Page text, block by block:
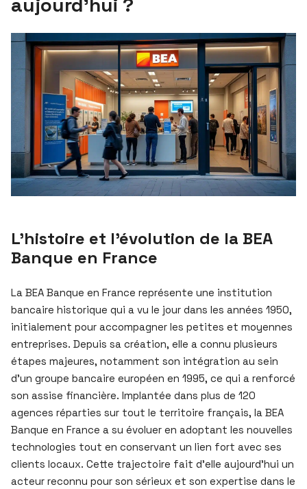
L’histoire et l’évolution de la BEA
Banque en France
La BEA Banque en France représente une institution
bancaire historique qui a vu le jour dans les années 1950,
initialement pour accompagner les petites et moyennes
entreprises. Depuis sa création, elle a connu plusieurs
étapes majeures, notamment son intégration au sein
d’un groupe bancaire européen en 1995, ce qui a renforcé
son assise financière. Implantée dans plus de 120
agences réparties sur tout le territoire français, la BEA
Banque en France a su évoluer en adoptant les nouvelles
technologies tout en conservant un lien fort avec ses
clients locaux. Cette trajectoire fait d’elle aujourd’hui un
acteur reconnu pour son sérieux et son expertise dans le